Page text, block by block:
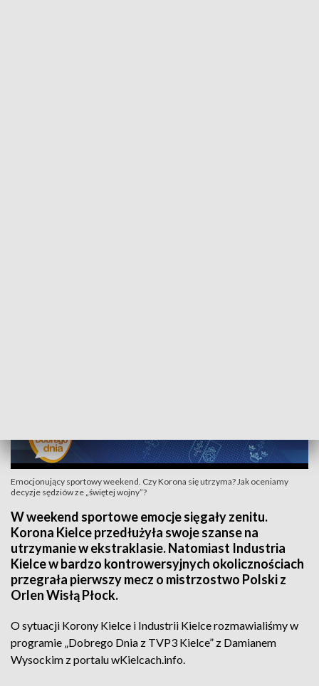
Emocjonujący sportowy weekend. Czy Korona się utrzyma? Jak oceniamy
decyzje sędziów ze „świętej wojny”?
W weekend sportowe emocje sięgały zenitu.
Korona Kielce przedłużyła swoje szanse na
utrzymanie w ekstraklasie. Natomiast Industria
Kielce w bardzo kontrowersyjnych okolicznościach
przegrała pierwszy mecz o mistrzostwo Polski z
Orlen Wisłą Płock.
O sytuacji Korony Kielce i Industrii Kielce rozmawialiśmy w
programie „Dobrego Dnia z TVP3 Kielce” z Damianem
Wysockim z portalu wKielcach.info.